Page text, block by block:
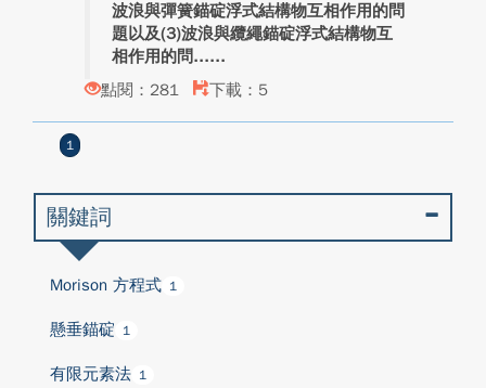
波浪與彈簧錨碇浮式結構物互相作用的問
題以及(3)波浪與纜繩錨碇浮式結構物互
相作用的問...
點閱：281
下載：5
1
關鍵詞
Morison 方程式 1
懸垂錨碇 1
有限元素法 1